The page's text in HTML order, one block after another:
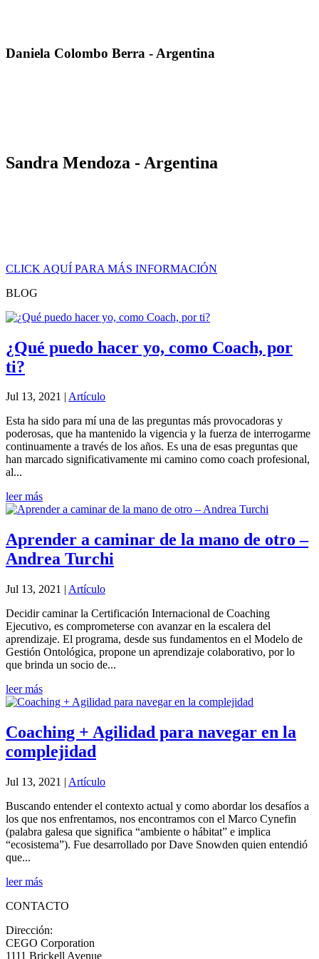
Daniela Colombo Berra - Argentina
Sandra Mendoza - Argentina
CLICK AQUÍ PARA MÁS INFORMACIÓN
BLOG
¿Qué puedo hacer yo, como Coach, por
ti?
Jul 13, 2021 | Artículo
Esta ha sido para mí una de las preguntas más provocadoras y
poderosas, que ha mantenido la vigencia y la fuerza de interrogarme
continuamente a través de los años. Es una de esas preguntas que
han marcado significativamente mi camino como coach profesional,
al...
leer más
Aprender a caminar de la mano de otro –
Andrea Turchi
Jul 13, 2021 | Artículo
Decidir caminar la Certificación Internacional de Coaching
Ejecutivo, es comprometerse con avanzar en la escalera del
aprendizaje. El programa, desde sus fundamentos en el Modelo de
Gestión Ontológica, propone un aprendizaje colaborativo, por lo
que brinda un socio de...
leer más
Coaching + Agilidad para navegar en la
complejidad
Jul 13, 2021 | Artículo
Buscando entender el contexto actual y como abordar los desafíos a
los que nos enfrentamos, nos encontramos con el Marco Cynefin
(palabra galesa que significa “ambiente o hábitat” e implica
“ecosistema”). Fue desarrollado por Dave Snowden quien entendió
que...
leer más
CONTACTO
Dirección:
CEGO Corporation
1111 Brickell Avenue